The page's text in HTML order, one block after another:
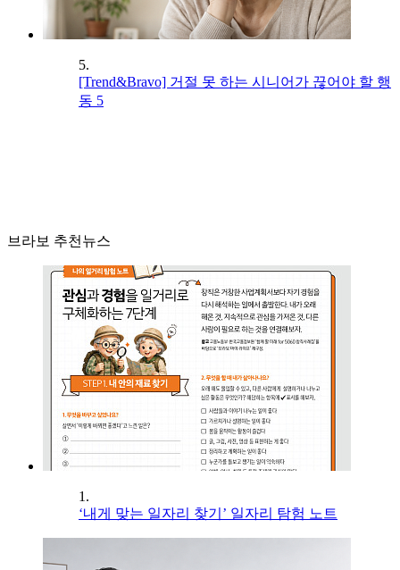
5.
[Trend&Bravo] 거절 못 하는 시니어가 끊어야 할 행
동 5
브라보 추천뉴스
1.
‘내게 맞는 일자리 찾기’ 일자리 탐험 노트